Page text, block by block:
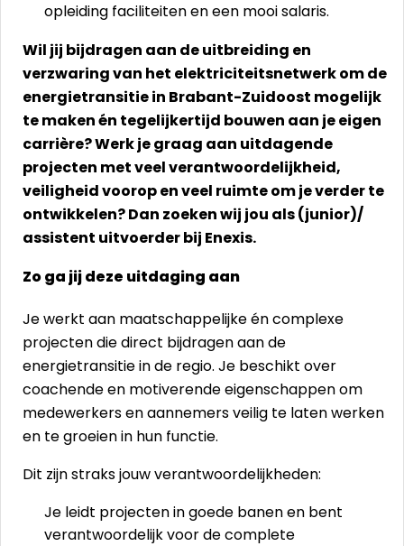
opleiding faciliteiten en een mooi salaris.
Wil jij bijdragen aan de uitbreiding en
verzwaring van het elektriciteitsnetwerk om de
energietransitie in Brabant-Zuidoost mogelijk
te maken én tegelijkertijd bouwen aan je eigen
carrière? Werk je graag aan uitdagende
projecten met veel verantwoordelijkheid,
veiligheid voorop en veel ruimte om je verder te
ontwikkelen? Dan zoeken wij jou als (junior)/
assistent uitvoerder bij Enexis.
Zo ga jij deze uitdaging aan
Je werkt aan maatschappelijke én complexe
projecten die direct bijdragen aan de
energietransitie in de regio. Je beschikt over
coachende en motiverende eigenschappen om
medewerkers en aannemers veilig te laten werken
en te groeien in hun functie.
Dit zijn straks jouw verantwoordelijkheden:
Je leidt projecten in goede banen en bent
verantwoordelijk voor de complete